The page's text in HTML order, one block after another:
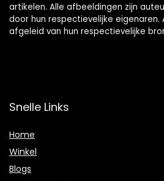
artikelen. Alle afbeeldingen zijn
door hun respectievelijke eigenaren.
afgeleid van hun respectievelijke
Snelle Links
Home
Winkel
Blogs